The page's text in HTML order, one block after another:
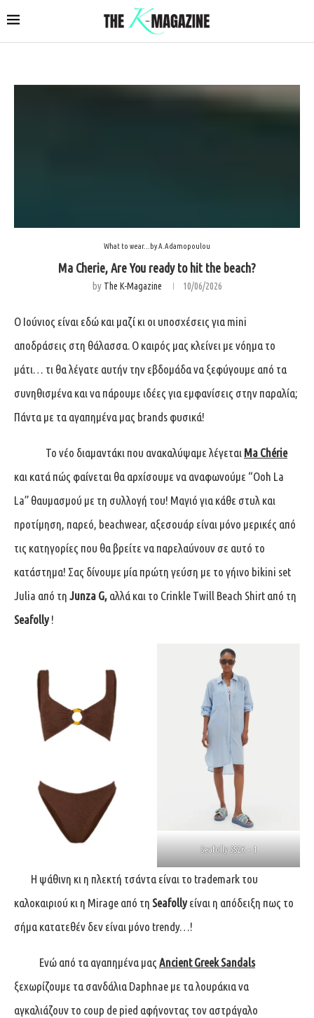
What to wear...by A.Adamopoulou
Ma Cherie, Are You ready to hit the beach?
by The K-Magazine 10/06/2026
Ο Ιούνιος είναι εδώ και μαζί κι οι υποσχέσεις για mini
αποδράσεις στη θάλασσα. Ο καιρός μας κλείνει με νόημα το
μάτι… τι θα λέγατε αυτήν την εβδομάδα να ξεφύγουμε από τα
συνηθισμένα και να πάρουμε ιδέες για εμφανίσεις στην παραλία;
Πάντα με τα αγαπημένα μας brands φυσικά!
Το νέο διαμαντάκι που ανακαλύψαμε λέγεται Ma Chérie
και κατά πώς φαίνεται θα αρχίσουμε να αναφωνούμε “Ooh La
La” θαυμασμού με τη συλλογή του! Μαγιό για κάθε στυλ και
προτίμηση, παρεό, beachwear, αξεσουάρ είναι μόνο μερικές από
τις κατηγορίες που θα βρείτε να παρελαύνουν σε αυτό το
κατάστημα! Σας δίνουμε μία πρώτη γεύση με το γήινο bikini set
Julia από τη Junza G, αλλά και το Crinkle Twill Beach Shirt από τη
Seafolly !
Seafolly SS26 – 1
Η ψάθινη κι η πλεκτή τσάντα είναι το trademark του
καλοκαιριού κι η Mirage από τη Seafollyείναι η απόδειξη πως το
σήμα κατατεθέν δεν είναι μόνο trendy…!
Ενώ από τα αγαπημένα μας Ancient Greek Sandals
ξεχωρίζουμε τα σανδάλια Daphnae με τα λουράκια να
αγκαλιάζουν το coup de pied αφήνοντας τον αστράγαλο